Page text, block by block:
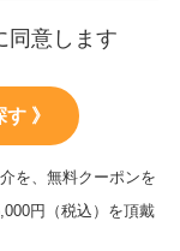
同意します
》
を、無料クーポンを
円（税込）を頂戴